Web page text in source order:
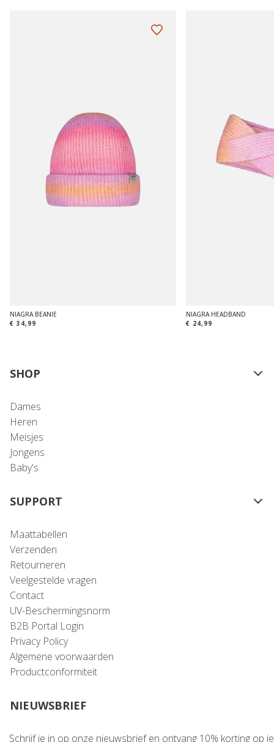
NIAGRA BEANIE
€ 34,99
NIAGRA HEADBAND
€ 24,99
SHOP
Dames
Heren
Meisjes
Jongens
Baby's
SUPPORT
Maattabellen
Verzenden
Retourneren
Veelgestelde vragen
Contact
UV-Beschermingsnorm
B2B Portal Login
Privacy Policy
Algemene voorwaarden
Productconformiteit
NIEUWSBRIEF
Schrijf je in op onze nieuwsbrief en ontvang 10% korting op je